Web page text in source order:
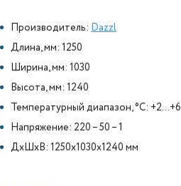
Производитель: Dazzl
Длина, мм: 1250
Ширина, мм: 1030
Высота, мм: 1240
Температурный диапазон, °C: +2...+6
Напряжение: 220 – 50 – 1
ДxШxВ: 1250x1030x1240 мм